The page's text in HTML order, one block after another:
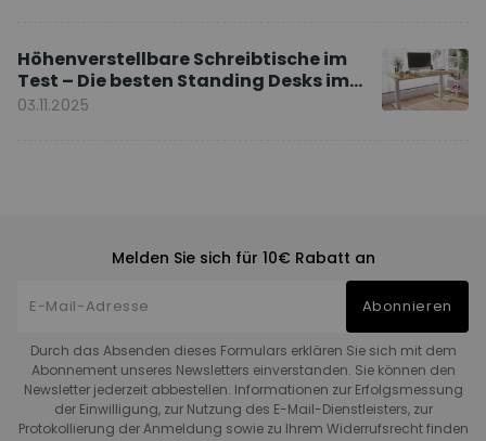
Höhenverstellbare Schreibtische im
Test – Die besten Standing Desks im
Vergleich
03.11.2025
Melden Sie sich für 10€ Rabatt an
Abonnieren
Durch das Absenden dieses Formulars erklären Sie sich mit dem
Abonnement unseres Newsletters einverstanden. Sie können den
Newsletter jederzeit abbestellen. Informationen zur Erfolgsmessung
der Einwilligung, zur Nutzung des E-Mail-Dienstleisters, zur
Protokollierung der Anmeldung sowie zu Ihrem Widerrufsrecht finden